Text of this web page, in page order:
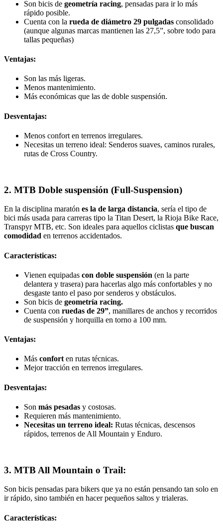
Son bicis de geometría racing, pensadas para ir lo más
rápido posible.
Cuenta con la rueda de diámetro 29 pulgadas consolidado
(aunque algunas marcas mantienen las 27,5”, sobre todo para
tallas pequeñas)
Ventajas:
Son las más ligeras.
Menos mantenimiento.
Más económicas que las de doble suspensión.
Desventajas:
Menos confort en terrenos irregulares.
Necesitas un terreno ideal: Senderos suaves, caminos rurales,
rutas de Cross Country.
2. MTB Doble suspensión (Full-Suspension)
En la disciplina maratón es la de larga distancia, sería el tipo de
bici más usada para carreras tipo la Titan Desert, la Rioja Bike Race,
Transpyr MTB, etc. Son ideales para aquellos ciclistas que buscan
comodidad en terrenos accidentados.
Características:
Vienen equipadas con doble suspensión (en la parte
delantera y trasera) para hacerlas algo más confortables y no
desgaste tanto el paso por senderos y obstáculos.
Son bicis de geometría racing.
Cuenta con ruedas de 29”, manillares de anchos y recorridos
de suspensión y horquilla en torno a 100 mm.
Ventajas:
Más conforten rutas técnicas.
Mejor tracción en terrenos irregulares.
Desventajas:
Son más pesadas y costosas.
Requieren más mantenimiento.
Necesitas un terreno ideal: Rutas técnicas, descensos
rápidos, terrenos de All Mountain y Enduro.
3. MTB All Mountain o Trail:
Son bicis pensadas para bikers que ya no están pensando tan solo en
ir rápido, sino también en hacer pequeños saltos y trialeras.
Características: